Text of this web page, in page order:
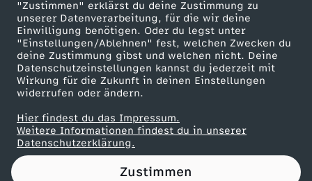
"Zustimmen" erklärst du deine Zustimmung zu
unserer Datenverarbeitung, für die wir deine
Einwilligung benötigen. Oder du legst unter
"Einstellungen/Ablehnen" fest, welchen Zwecken du
deine Zustimmung gibst und welchen nicht. Deine
Datenschutzeinstellungen kannst du jederzeit mit
Wirkung für die Zukunft in deinen Einstellungen
widerrufen oder ändern.
Hier findest du das Impressum.
Weitere Informationen findest du in unserer
Datenschutzerklärung.
Zustimmen
i
o
n
w
a
Mainzelmännchen
Partner